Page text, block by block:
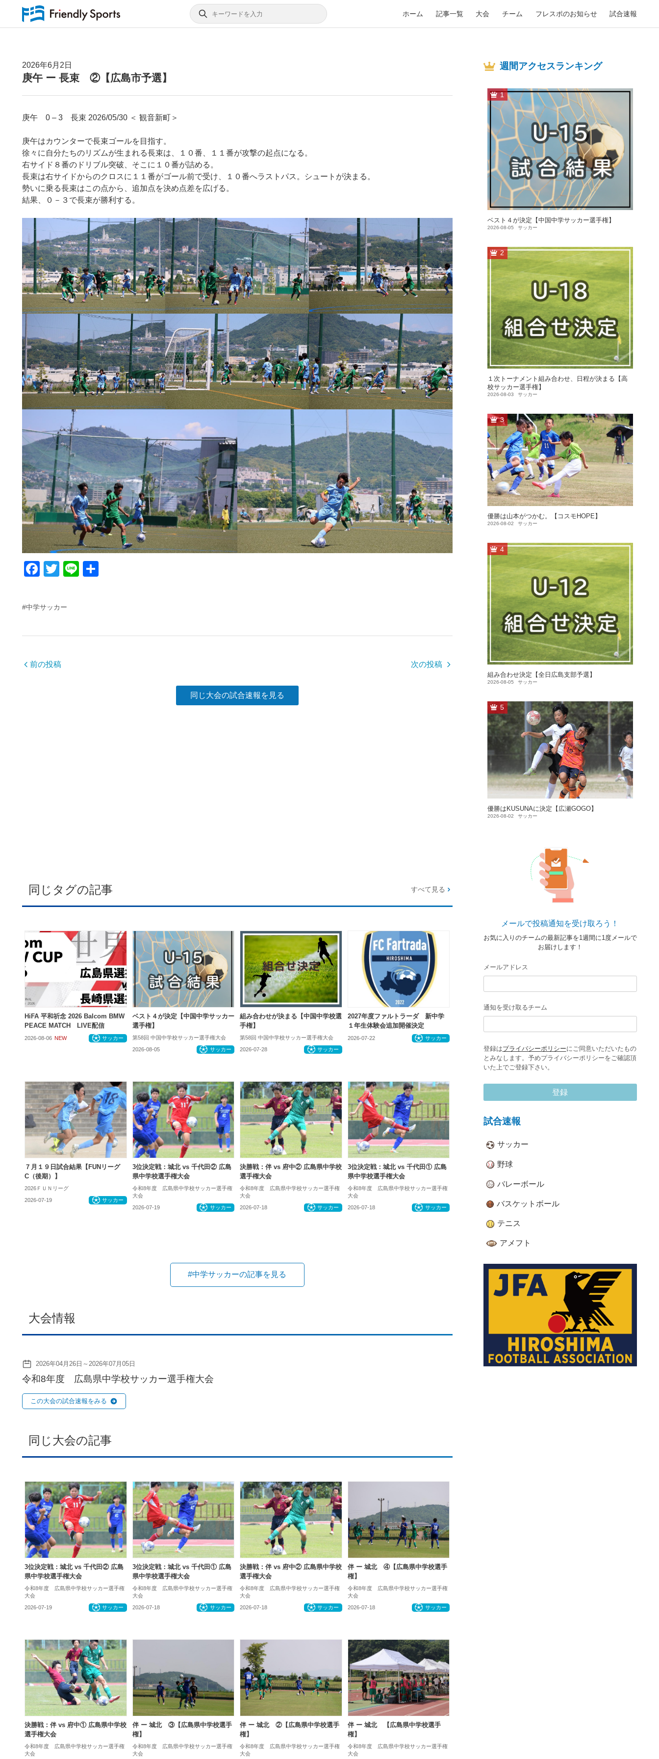
ホーム 記事一覧 大会 チーム フレスポのお知らせ 試合速報
2026年6月2日
庚午 ー 長束 ②【広島市予選】
庚午 0 – 3 長束 2026/05/30 ＜ 観音新町＞
庚午はカウンターで長束ゴールを目指す。
徐々に自分たちのリズムが生まれる長束は、１０番、１１番が攻撃の起点になる。
右サイド８番のドリブル突破、そこに１０番が詰める。
長束は右サイドからのクロスに１１番がゴール前で受け、１０番へラストパス。シュートが決まる。
勢いに乗る長束はこの点から、追加点を決め点差を広げる。
結果、０－３で長束が勝利する。
F
c
e
b
o
T
Li
#中学サッカー
前の投稿 次の投稿
同じ大会の試合速報を見る
同じタグの記事 すべて見る
HiFA 平和祈念 2026 Balcom BMW
PEACE MATCH LIVE配信
2026-08-06 NEW サッカー
ベスト４が決定【中国中学サッカー
選手権】
第58回 中国中学校サッカー選手権大会
2026-08-05 サッカー
組み合わせが決まる【中国中学校選
手権】
第58回 中国中学校サッカー選手権大会
2026-07-28 サッカー
2027年度ファルトラーダ 新中学
１年生体験会追加開催決定
2026-07-22 サッカー
７月１９日試合結果【FUNリーグ
C（後期）】
2026ＦＵＮリーグ
2026-07-19 サッカー
3位決定戦：城北 vs 千代田② 広島
県中学校選手権大会
令和8年度 広島県中学校サッカー選手権
大会
2026-07-19 サッカー
決勝戦：伴 vs 府中② 広島県中学校
選手権大会
令和8年度 広島県中学校サッカー選手権
大会
2026-07-18 サッカー
3位決定戦：城北 vs 千代田① 広島
県中学校選手権大会
令和8年度 広島県中学校サッカー選手権
大会
2026-07-18 サッカー
#中学サッカーの記事を見る
大会情報
2026年04月26日～2026年07月05日
令和8年度 広島県中学校サッカー選手権大会
この大会の試合速報をみる
同じ大会の記事
3位決定戦：城北 vs 千代田② 広島
県中学校選手権大会
令和8年度 広島県中学校サッカー選手権
大会
2026-07-19 サッカー
3位決定戦：城北 vs 千代田① 広島
県中学校選手権大会
令和8年度 広島県中学校サッカー選手権
大会
2026-07-18 サッカー
決勝戦：伴 vs 府中② 広島県中学校
選手権大会
令和8年度 広島県中学校サッカー選手権
大会
2026-07-18 サッカー
伴 ー 城北 ④【広島県中学校選手
権】
令和8年度 広島県中学校サッカー選手権
大会
2026-07-18 サッカー
決勝戦：伴 vs 府中① 広島県中学校
選手権大会
令和8年度 広島県中学校サッカー選手権
大会
伴 ー 城北 ③【広島県中学校選手
権】
令和8年度 広島県中学校サッカー選手権
大会
伴 ー 城北 ②【広島県中学校選手
権】
令和8年度 広島県中学校サッカー選手権
大会
伴 ー 城北 【広島県中学校選手
権】
令和8年度 広島県中学校サッカー選手権
大会
週間アクセスランキング
1
ベスト４が決定【中国中学サッカー選手権】
2026-08-05 サッカー
2
１次トーナメント組み合わせ、日程が決まる【高
校サッカー選手権】
2026-08-03 サッカー
3
優勝は山本がつかむ。【コスモHOPE】
2026-08-02 サッカー
4
組み合わせ決定【全日広島支部予選】
2026-08-05 サッカー
5
優勝はKUSUNAに決定【広瀬GOGO】
2026-08-02 サッカー
メールで投稿通知を受け取ろう！
お気に入りのチームの最新記事を1週間に1度メールで
お届けします！
メールアドレス
通知を受け取るチーム
登録はプライバシーポリシーにご同意いただいたもの
とみなします。予めプライバシーポリシーをご確認頂
いた上でご登録下さい。
登録
試合速報
サッカー
野球
バレーボール
バスケットボール
テニス
アメフト